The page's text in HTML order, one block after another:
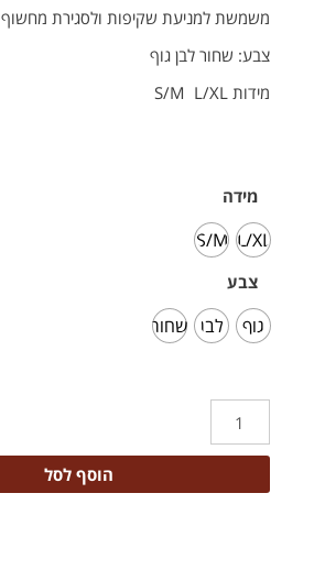
משמשת למניעת שקיפות ולסגירת מחשוף
צבע: שחור לבן גוף
מידות S/M L/XL
מידה
L/XL
S/M
צבע
גוף לבן שחור
הוסף לסל